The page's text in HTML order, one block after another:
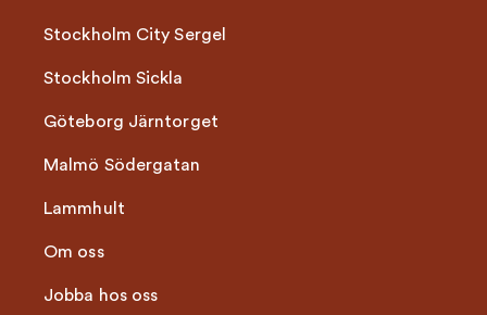
Stockholm City Sergel
Stockholm Sickla
Göteborg Järntorget
Malmö Södergatan
Lammhult
Om oss
Jobba hos oss